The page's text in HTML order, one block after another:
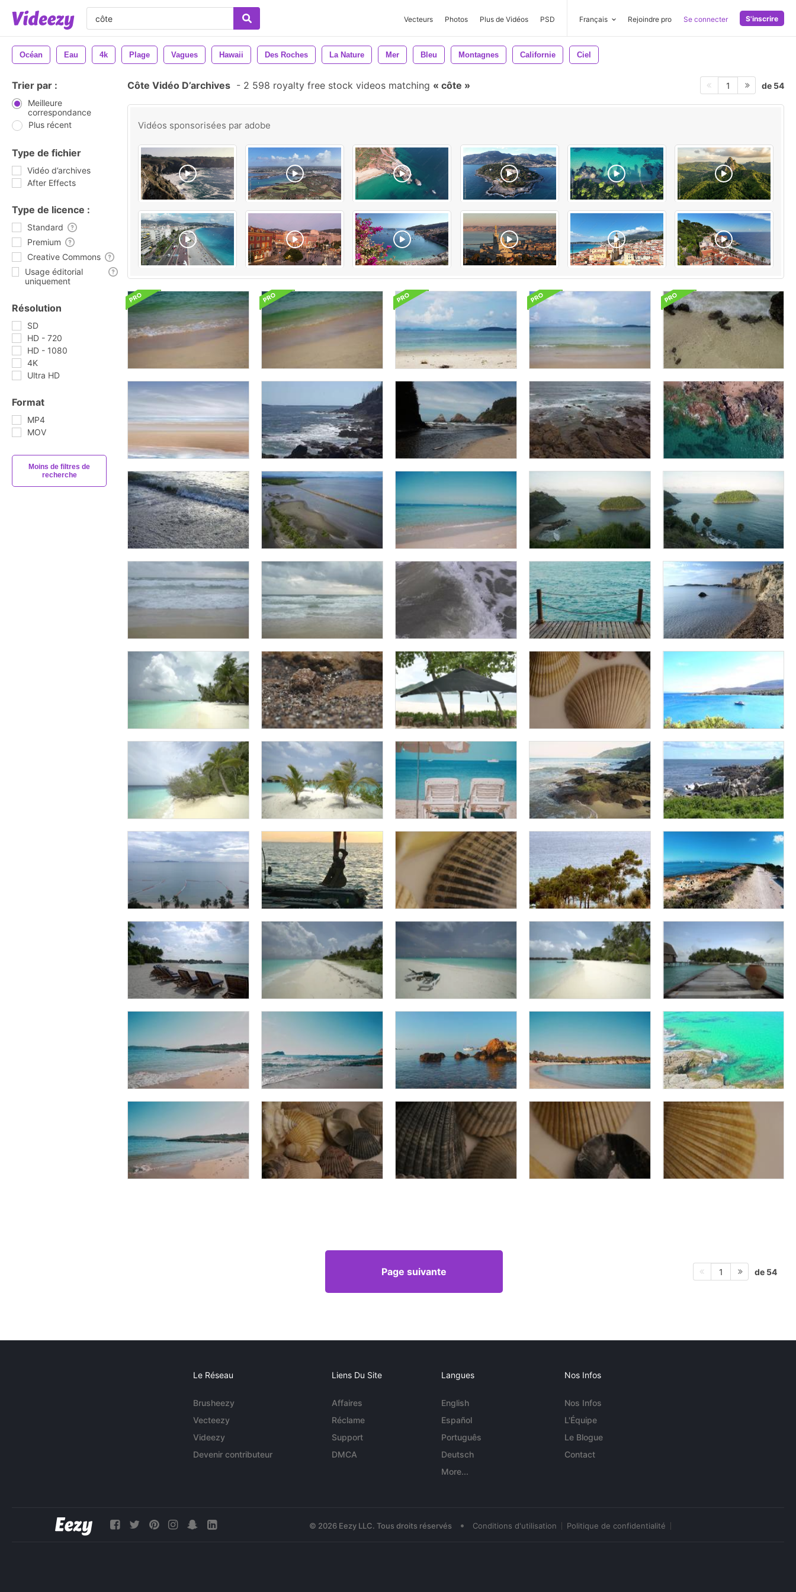
Vecteurs Photos Plus de Vidéos PSD Français Rejoindre pro Se connecter S'inscrire
Océan Eau 4k Plage Vagues Hawaii Des Roches La Nature Mer Bleu Montagnes Californie Ciel
Trier par :
Meilleure
correspondance
Plus récent
Type de fichier
Vidéo d’archives
After Effects
Type de licence :
Standard
Premium
Creative Commons
Usage éditorial
uniquement
Résolution
SD
HD - 720
HD - 1080
4K
Ultra HD
Format
MP4
MOV
Moins de filtres de
recherche
Côte Vidéo D’archives - 2 598 royalty free stock videos matching côte 1 de 54
Vidéos sponsorisées par adobe
Page suivante 1 de 54
Le Réseau
Brusheezy
Vecteezy
Videezy
Devenir contributeur
Liens Du Site
Affaires
Réclame
Support
DMCA
Langues
English
Español
Português
Deutsch
More...
Nos Infos
Nos Infos
L'Équipe
Le Blogue
Contact
© 2026 Eezy LLC. Tous droits réservés • Conditions d'utilisation Politique de confidentialité